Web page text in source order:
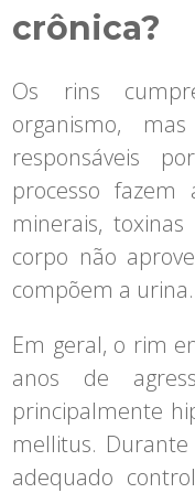
crônica?
Os rins
organismo,
responsáveis
processo
minerais,
corpo não
compõem a urina.
Em geral, o rim
anos de
principalmente
mellitus.
adequado